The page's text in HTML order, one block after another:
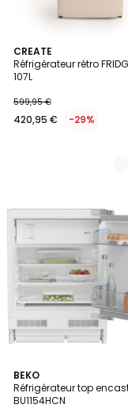
CREATE
Réfrigérateur rétro
107L
599,95 €
420,95 € -29%
10
Couleurs
BEKO
Réfrigérateur top
BU1154HCN
4,7
/ 5